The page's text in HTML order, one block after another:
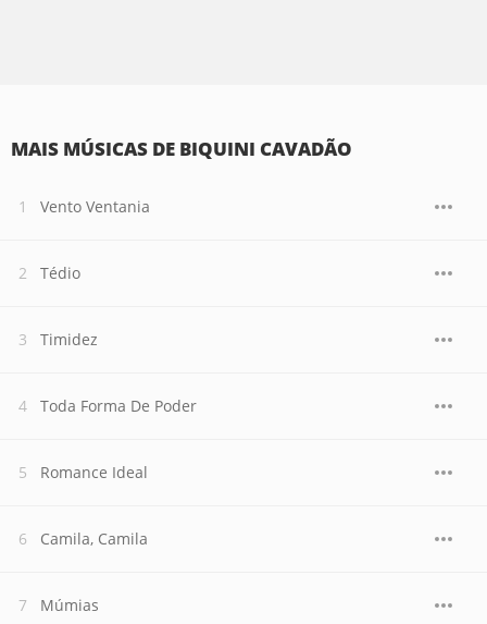
MAIS MÚSICAS DE BIQUINI CAVADÃO
Vento Ventania
Tédio
Timidez
Toda Forma De Poder
Romance Ideal
Camila, Camila
Múmias